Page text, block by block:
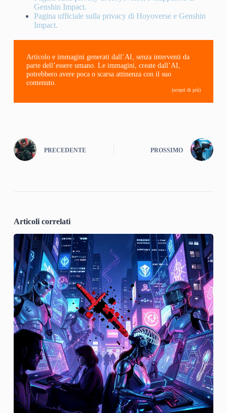
Genshin Impact.
Pagina ufficiale sulla privacy di Hoyoverse e Genshin
Impact.
Articolo e immagini generati dall’AI, senza interventi da
parte dell’essere umano. Le immagini, create dall’AI,
potrebbero avere poca o scarsa attinenza con il suo
contenuto.
(scopri di più)
PRECEDENTE PROSSIMO
Articoli correlati